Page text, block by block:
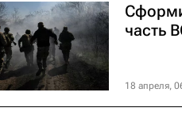
часть
18 апреля,